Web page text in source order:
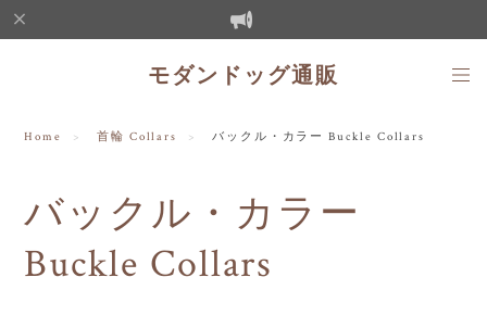
モダンドッグ通販
Home 首輪 Collars バックル・カラー Buckle Collars
バックル・カラー
Buckle Collars